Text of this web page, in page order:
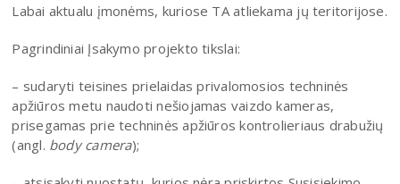
Labai aktualu įmonėms, kuriose TA atliekama jų teritorijose.
Pagrindiniai Įsakymo projekto tikslai:
– sudaryti teisines prielaidas privalomosios techninės
apžiūros metu naudoti nešiojamas vaizdo kameras,
prisegamas prie techninės apžiūros kontrolieriaus drabužių
(angl. body camera);